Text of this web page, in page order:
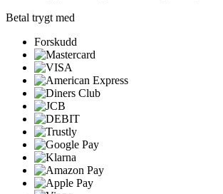
Betal trygt med
Forskudd